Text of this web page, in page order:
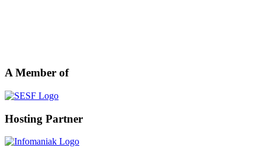
A Member of
Hosting Partner